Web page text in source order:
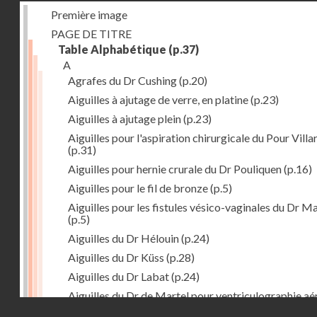
Première image
PAGE DE TITRE
Table Alphabétique (p.37)
A
Agrafes du Dr Cushing(p.20)
Aiguilles à ajutage de verre, en platine(p.23)
Aiguilles à ajutage plein(p.23)
Aiguilles pour l'aspiration chirurgicale du Pour
(p.31)
Aiguilles pour hernie crurale du Dr Pouliquen(p.16)
Aiguilles pour le fil de bronze(p.5)
Aiguilles pour les fistules vésico-vaginales du Dr
(p.5)
Aiguilles du Dr Hélouin(p.24)
Aiguilles du Dr Küss (p.28)
Aiguilles du Dr Labat(p.24)
Aiguilles du Dr de Martel pour ventriculographie